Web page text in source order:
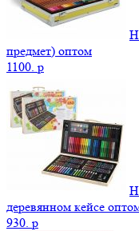
предмет) оптом
1100. p
деревянном кейсе
930. p